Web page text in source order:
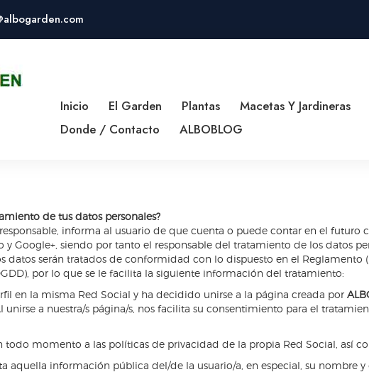
Inicio El Garden Plantas Macetas Y Jardineras
Donde / Contacto
ALBOBLOG
de tus datos personales?
responsable, informa al usuario de que cuenta o puede contar en el futuro
y Google+, siendo por tanto el responsable del tratamiento de los datos
datos serán tratados de conformidad con lo dispuesto en el Reglamento
por lo que se le facilita la siguiente información del tratamiento:
en la misma Red Social y ha decidido unirse a la página creada por
unirse a nuestra/s página/s, nos facilita su consentimiento para el
todo momento a las políticas de privacidad de la propia Red Social, así
aquella información pública del/de la usuario/a, en especial, su nombre